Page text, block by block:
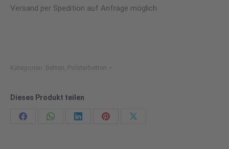
Versand per Spedition auf Anfrage möglich.
Kategorien: Betten, Polsterbetten
Dieses Produkt teilen
Share
Share
Share
Share
Share